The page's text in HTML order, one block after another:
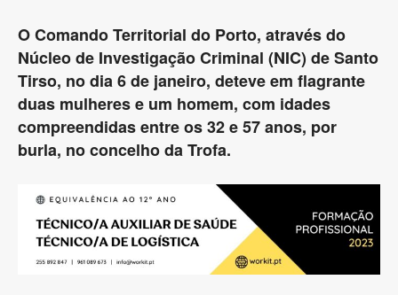
O Comando Territorial do Porto, através do
Núcleo de Investigação Criminal (NIC) de Santo
Tirso, no dia 6 de janeiro, deteve em flagrante
duas mulheres e um homem, com idades
compreendidas entre os 32 e 57 anos, por
burla, no concelho da Trofa.